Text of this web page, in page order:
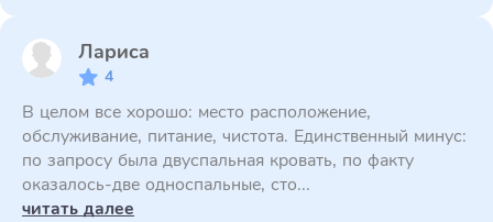
Лариса
4
В целом все хорошо: место расположение,
обслуживание, питание, чистота. Единственный минус:
по запросу была двуспальная кровать, по факту
оказалось-две односпальные, сто...
читать далее